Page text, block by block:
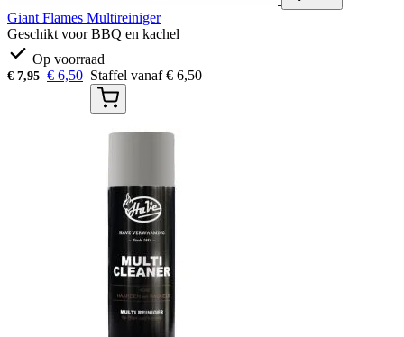
Giant Flames Multireiniger
Geschikt voor BBQ en kachel
Op voorraad
€ 7,95 € 6,50 Staffel vanaf€ 6,50